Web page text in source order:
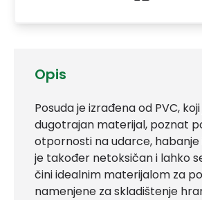
Opis
Posuda je izrađena od PVC,
dugotrajan materijal, poznat
otpornosti na udarce, habanje
je također netoksičan i lahko
čini idealnim materijalom za
namenjene za skladištenje